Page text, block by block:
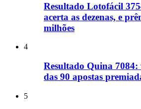
Resultado Lotofácil
acerta as dezenas, e
milhões
4
Resultado Quina 7084:
das 90 apostas
5